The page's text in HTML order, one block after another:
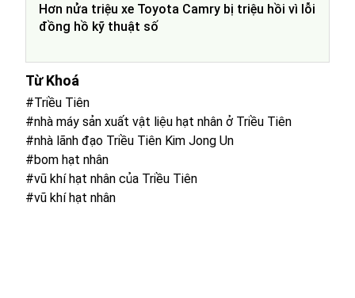
Hơn nửa triệu xe Toyota Camry bị triệu hồi vì lỗi
đồng hồ kỹ thuật số
Từ Khoá
#Triều Tiên
#nhà máy sản xuất vật liệu hạt nhân ở Triều Tiên
#nhà lãnh đạo Triều Tiên Kim Jong Un
#bom hạt nhân
#vũ khí hạt nhân của Triều Tiên
#vũ khí hạt nhân